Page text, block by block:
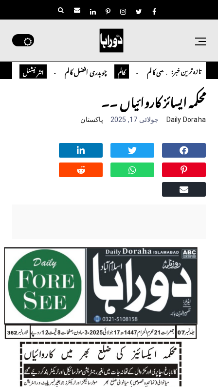
تازہ ترین خبر:
تمیور سلمان قاضی کالم کالم چوہدری افضل کالم انٹر نیشنل اوورسیز
محکمہ ایسائز کاروائیاں ۔۔
Daily Doraha جولائی 17, 2025 پاکستان